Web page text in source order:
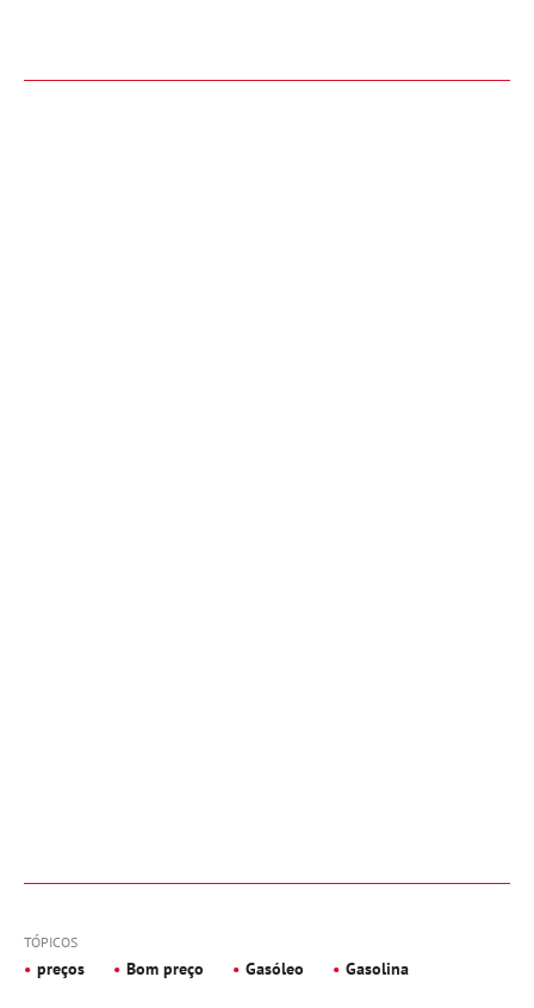
TÓPICOS
preços Bom preço Gasóleo Gasolina